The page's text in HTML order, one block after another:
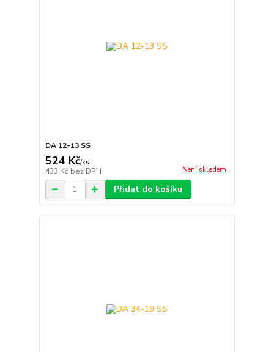
DA 12-13 SS
524 Kč/ks
433 Kč bez DPH Není skladem
Přidat do košíku